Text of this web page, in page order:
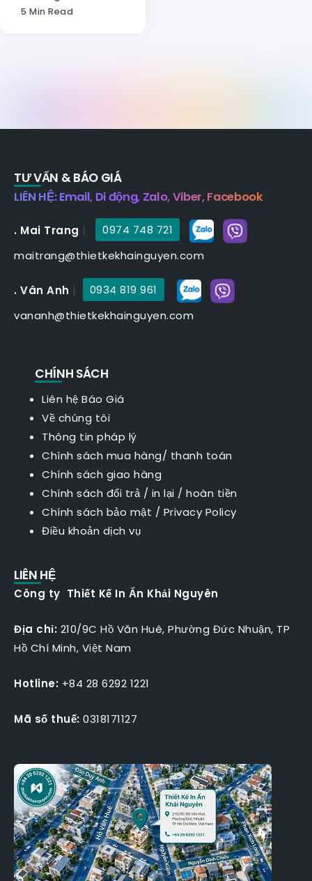
5 Min Read
TƯ VẤN & BÁO GIÁ
LIÊN HỆ: Email, Di động, Zalo, Viber, Facebook
. Mai Trang |
0974 748 721
maitrang@thietkekhainguyen.com
. Vân Anh |
0934 819 961
vananh@thietkekhainguyen.com
CHÍNH SÁCH
Liên hệ Báo Giá
Về chúng tôi
Thông tin pháp lý
Chính sách mua hàng/ thanh toán
Chính sách giao hàng
Chính sách đổi trả / in lại / hoàn tiền
Chính sách bảo mật / Privacy Policy
Điều khoản dịch vụ
LIÊN HỆ
Công ty Thiết Kế In Ấn Khải Nguyên
Địa chỉ: 210/9C Hồ Văn Huê, Phường Đức Nhuận, TP
Hồ Chí Minh, Việt Nam
Hotline: +84 28 6292 1221
Mã số thuế: 0318171127